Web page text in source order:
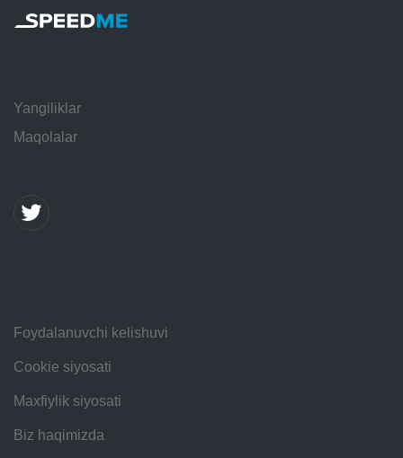
Yangiliklar
Maqolalar
Foydalanuvchi kelishuvi
Cookie siyosati
Maxfiylik siyosati
Biz haqimizda